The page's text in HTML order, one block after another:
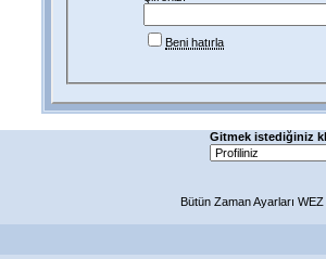
Beni hatırla
Gitmek istediğiniz
Bütün Zaman Ayarları